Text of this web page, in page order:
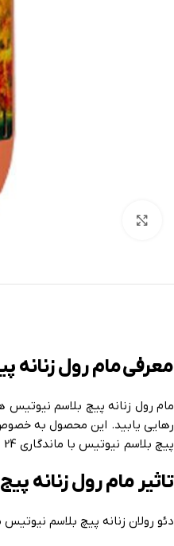
معرفی مام رول زنانه
مام رول زنانه پیچ بلاسم
رهایی یابید. این محصول به خصوص
پیچ بلاسم نیوتیس با ماندگاری 24 ساعته، فاقد الکل و پارابن لک و سفیدی روی لباس و بدن برجای نمی گذارد و قادر است با کم کردن میزان تعریق، از بسته شدن منافذ پوستی جلوگیری کند.
تاثیر مام رول زنانه
دئو رولان زنانه پیچ بلاسم نیوتیس ماندگاری 24 ساعته بر روی پوست دارد و با کنترل غدد عرق در ناحیه زیربغل، بدون بسته شدن منافذ